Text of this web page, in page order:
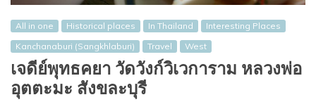
All in one Historical places In Thailand
Interesting Places
Kanchanaburi (Sangkhlaburi)
Travel West
เจดีย์พุทธคยา วัดวังก์วิเวการาม หลวงพ่อ
อุตตะมะ สังขละบุรี